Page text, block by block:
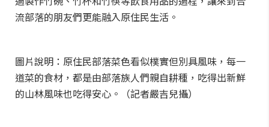
流部落的朋友們更能融入原住民生活。
圖片說明：原住民部落菜色看似樸實但別具風味，每一
道菜的食材，都是由部落族人們親自耕種，吃得出新鮮
的山林風味也吃得安心。（記者嚴吉兒攝）